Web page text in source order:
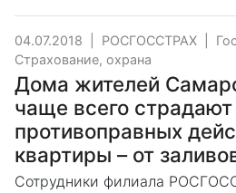
04.07.2018 РОСГОССТРАХ
Страхование, охрана
Дома жителей
чаще всего
противоправных
квартиры – от
Сотрудники филиала